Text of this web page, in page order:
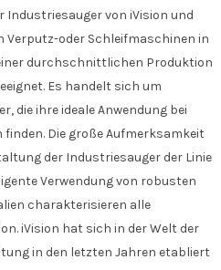
Industriesauger von iVision und
Verputz-oder Schleifmaschinen in
durchschnittlichen Produktion
Es handelt sich um
die ihre ideale Anwendung bei
Die große Aufmerksamkeit
der Industriesauger der Linie
Verwendung von robusten
charakterisieren alle
iVision hat sich in der Welt der
in den letzten Jahren etabliert